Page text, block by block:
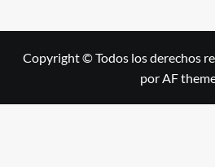
Copyright © Todos los derechos
por AF